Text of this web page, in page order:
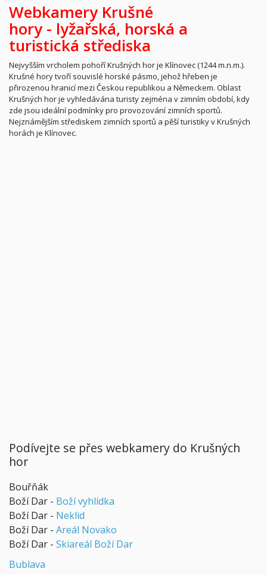
Webkamery Krušné
hory - lyžařská, horská a
turistická střediska
Nejvyšším vrcholem pohoří Krušných hor je Klínovec (1244 m.n.m.).
Krušné hory tvoří souvislé horské pásmo, jehož hřeben je
přirozenou hranicí mezi Českou republikou a Německem. Oblast
Krušných hor je vyhledávána turisty zejména v zimním období, kdy
zde jsou ideální podmínky pro provozování zimních sportů.
Nejznámějším střediskem zimních sportů a pěší turistiky v Krušných
horách je Klínovec.
Podívejte se přes webkamery do Krušných
hor
Bouřňák
Boží Dar - Boží vyhlídka
Boží Dar - Neklid
Boží Dar - Areál Novako
Boží Dar - Skiareál Boží Dar
Bublava